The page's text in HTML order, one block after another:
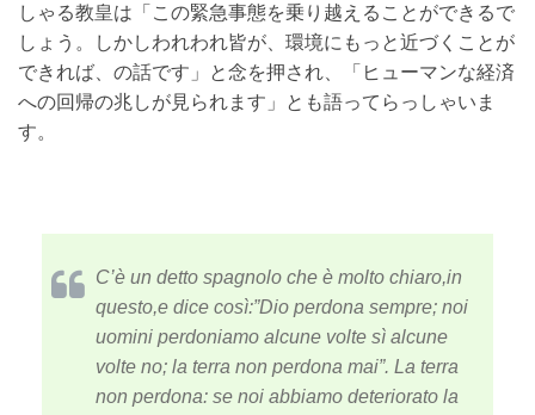
しゃる教皇は「この緊急事態を乗り越えることができるで
しょう。しかしわれわれ皆が、環境にもっと近づくことが
できれば、の話です」と念を押され、「ヒューマンな経済
への回帰の兆しが見られます」とも語ってらっしゃいま
す。
C’è un detto spagnolo che è molto chiaro,in
questo,e dice così:”Dio perdona sempre; noi
uomini perdoniamo alcune volte sì alcune
volte no; la terra non perdona mai”. La terra
non perdona: se noi abbiamo deteriorato la